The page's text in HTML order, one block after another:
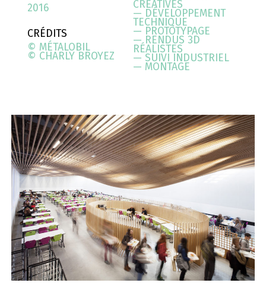
2016
CRÉDITS
© MÉTALOBIL
© CHARLY BROYEZ
CRÉATIVES
— DÉVELOPPEMENT
TECHNIQUE
— PROTOTYPAGE
— RENDUS 3D
RÉALISTES
— SUIVI INDUSTRIEL
— MONTAGE